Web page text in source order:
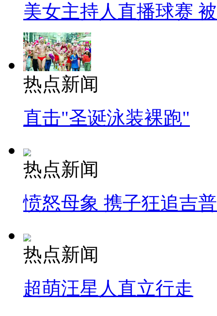
美女主持人直播球赛
热点新闻
直击"圣诞泳装裸跑"
热点新闻
愤怒母象 携子狂追吉
热点新闻
超萌汪星人直立行走